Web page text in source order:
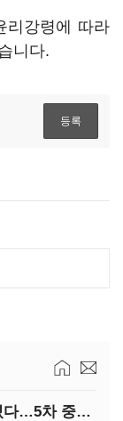
리강령에 따라
니다.
(긴급진단)"미 중동외교 정책 무너졌다…5차 중동전 가능성은 낮아"